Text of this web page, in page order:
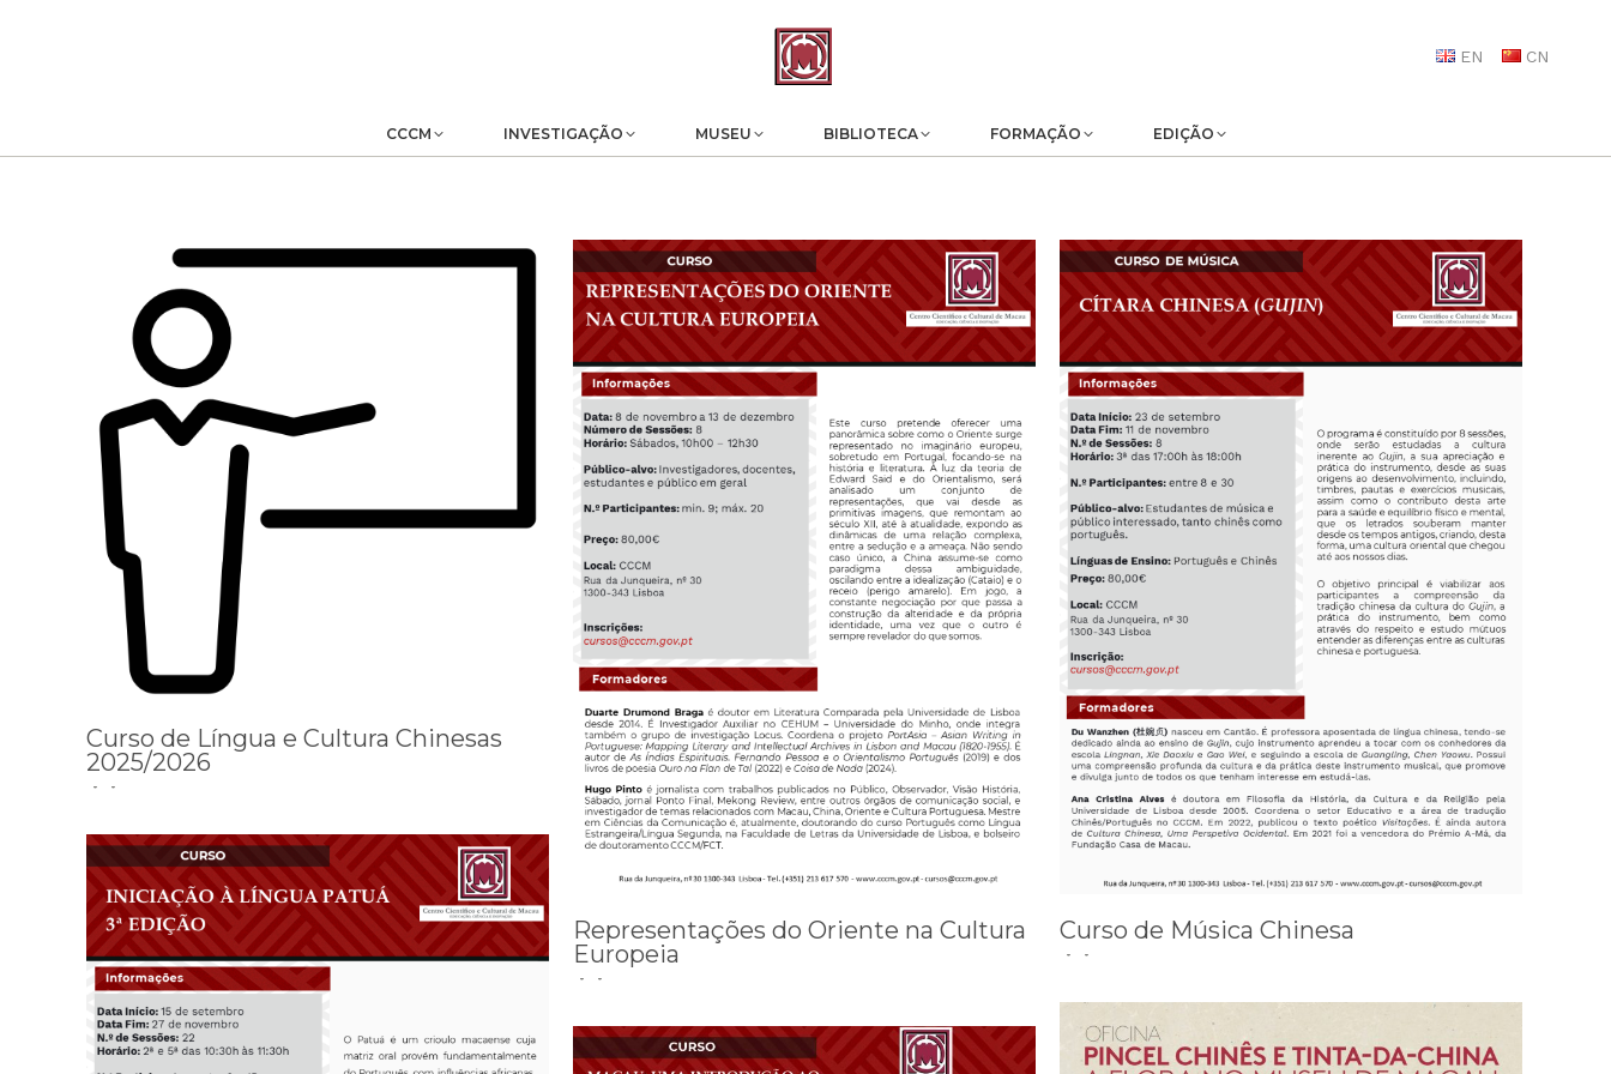
EN CN
CCCM INVESTIGAÇÃO MUSEU BIBLIOTECA FORMAÇÃO EDIÇÃO
Curso de Língua e Cultura Chinesas
2025/2026
Representações do Oriente na Cultura
Europeia
Curso de Música Chinesa